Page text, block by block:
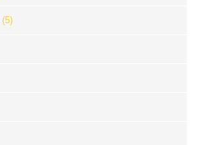
(5)